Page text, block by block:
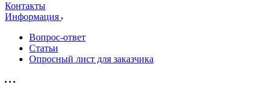
Контакты
Информация
Вопрос-ответ
Статьи
Опросный лист для заказчика